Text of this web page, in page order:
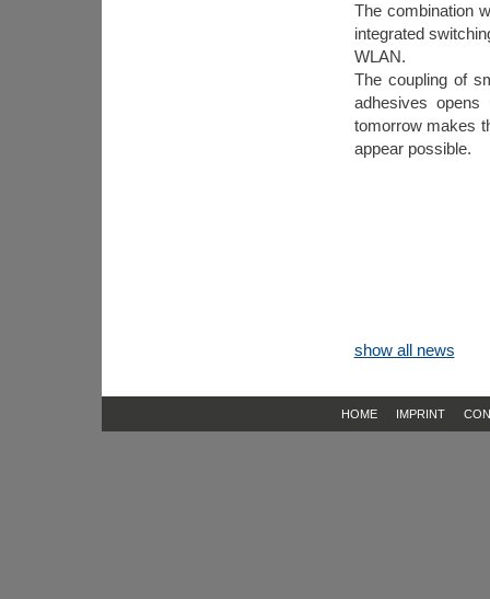
The combination
integrated
WLAN.
The coupling of
adhesives
tomorrow makes
appear possible.
show all news
HOME IMPRINT